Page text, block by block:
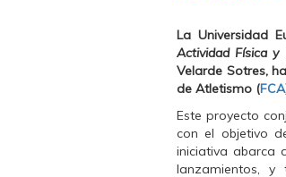
l
i
c
p
a
r
a
o
m
p
a
r
i
c
p
a
r
a
o
m
p
a
r
c
p
a
r
a
o
m
p
a
r
La Universidad
Actividad Física y
Velarde Sotres,
de Atletismo (FCA
Este proyecto
con el objetivo
iniciativa abarca
lanzamientos,